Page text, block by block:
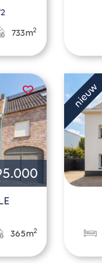
733m2
365m2